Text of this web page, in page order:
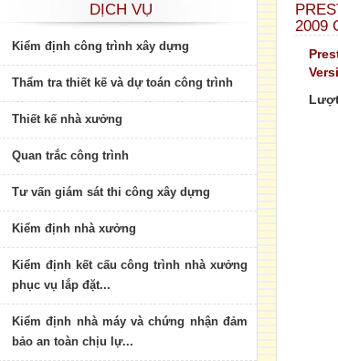
DỊCH VỤ
Kiểm định công trình xây dựng
Thẩm tra thiết kế và dự toán công trình
Thiết kế nhà xưởng
Quan trắc công trình
Tư vấn giám sát thi công xây dựng
Kiểm định nhà xưởng
Kiểm định kết cấu công trình nhà xưởng
phục vụ lắp đặt...
Kiểm định nhà máy và chứng nhận đảm
bảo an toàn chịu lự...
2009